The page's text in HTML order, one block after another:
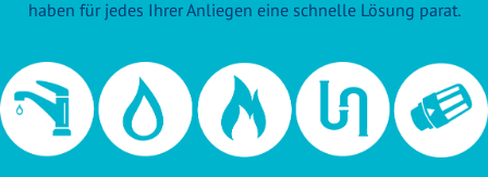
haben für jedes Ihrer Anliegen eine schnelle Lösung parat.